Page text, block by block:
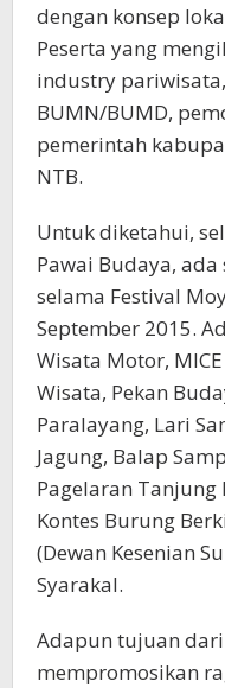
dengan konsep
Peserta yang
industry
BUMN/BUMD,
pemerintah
NTB.
Untuk diketahui,
Pawai Budaya,
selama Festival
September 2015.
Wisata Motor,
Wisata, Pekan
Paralayang, Lari
Jagung, Balap
Pagelaran Tanjung
Kontes Burung
(Dewan Kesenian
Syarakal.
Adapun tujuan
mempromosikan